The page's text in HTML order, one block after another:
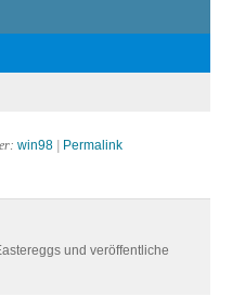
win98 Permalink
und veröffentliche